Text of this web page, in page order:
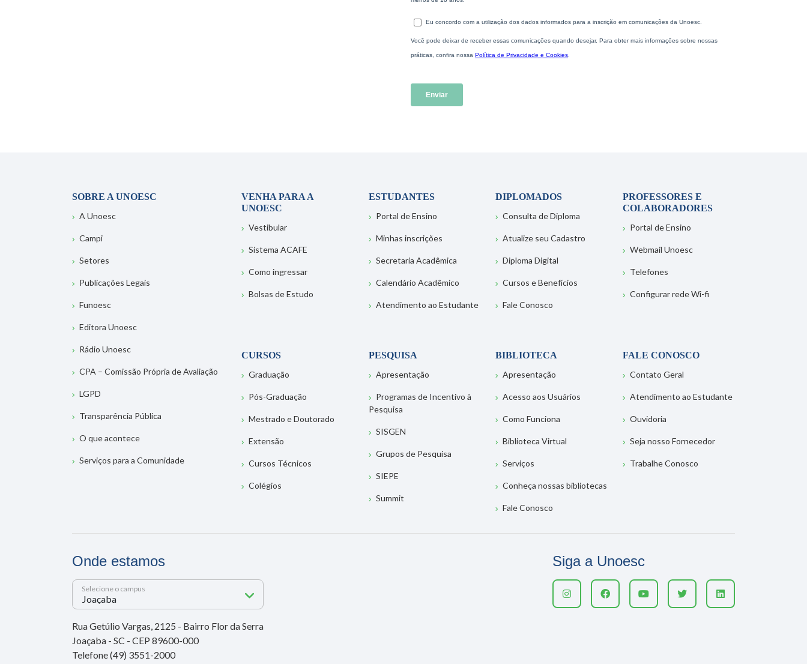
SOBRE A UNOESC
A Unoesc
Campi
Setores
Publicações Legais
Funoesc
Editora Unoesc
Rádio Unoesc
CPA – Comissão Própria de Avaliação
LGPD
Transparência Pública
O que acontece
Serviços para a Comunidade
VENHA PARA A
UNOESC
Vestibular
Sistema ACAFE
Como ingressar
Bolsas de Estudo
ESTUDANTES
Portal de Ensino
Minhas inscrições
Secretaria Acadêmica
Calendário Acadêmico
Atendimento ao Estudante
DIPLOMADOS
Consulta de Diploma
Atualize seu Cadastro
Diploma Digital
Cursos e Benefícios
Fale Conosco
PROFESSORES E
COLABORADORES
Portal de Ensino
Webmail Unoesc
Telefones
Configurar rede Wi-fi
CURSOS
Graduação
Pós-Graduação
Mestrado e Doutorado
Extensão
Cursos Técnicos
Colégios
PESQUISA
Apresentação
Programas de Incentivo à
Pesquisa
SISGEN
Grupos de Pesquisa
SIEPE
Summit
BIBLIOTECA
Apresentação
Acesso aos Usuários
Como Funciona
Biblioteca Virtual
Serviços
Conheça nossas bibliotecas
Fale Conosco
FALE CONOSCO
Contato Geral
Atendimento ao Estudante
Ouvidoria
Seja nosso Fornecedor
Trabalhe Conosco
Onde estamos
Selecione o campus
Rua Getúlio Vargas, 2125 - Bairro Flor da Serra
Joaçaba - SC - CEP 89600-000
Telefone (49) 3551-2000
Siga a Unoesc